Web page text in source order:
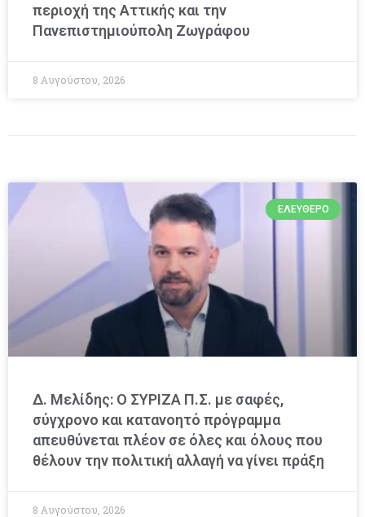
περιοχή της Αττικής και την
Πανεπιστημιούπολη Ζωγράφου
8 Αυγούστου, 2026
ΕΛΕΎΘΕΡΟ
Δ. Μελίδης: Ο ΣΥΡΙΖΑ Π.Σ. με σαφές,
σύγχρονο και κατανοητό πρόγραμμα
απευθύνεται πλέον σε όλες και όλους που
θέλουν την πολιτική αλλαγή να γίνει πράξη
8 Αυγούστου, 2026